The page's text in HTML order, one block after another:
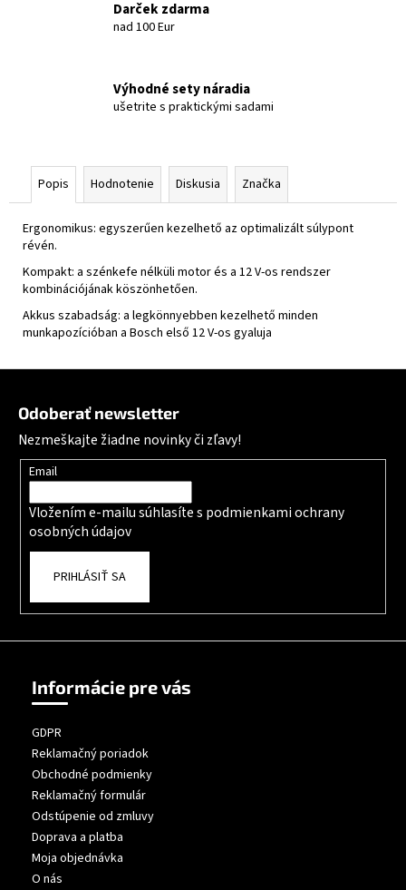
Darček zdarma
nad 100 Eur
Výhodné sety náradia
ušetrite s praktickými sadami
Popis Hodnotenie Diskusia Značka
Ergonomikus: egyszerűen kezelhető az optimalizált súlypont
révén.
Kompakt: a szénkefe nélküli motor és a 12 V-os rendszer
kombinációjának köszönhetően.
Akkus szabadság: a legkönnyebben kezelhető minden
munkapozícióban a Bosch első 12 V-os gyaluja
Odoberať newsletter
Nezmeškajte žiadne novinky či zľavy!
Email
Vložením e-mailu súhlasíte s podmienkami ochrany
osobných údajov
PRIHLÁSIŤ SA
Informácie pre vás
GDPR
Reklamačný poriadok
Obchodné podmienky
Reklamačný formulár
Odstúpenie od zmluvy
Doprava a platba
Moja objednávka
O nás